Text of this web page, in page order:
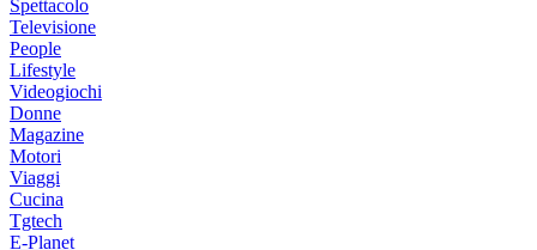
Spettacolo
Televisione
People
Lifestyle
Videogiochi
Donne
Magazine
Motori
Viaggi
Cucina
Tgtech
E-Planet